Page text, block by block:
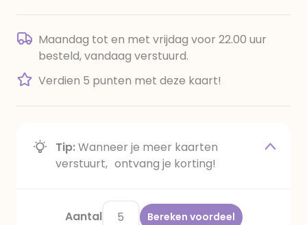
Maandag tot en met vrijdag voor 22.00 uur
besteld, vandaag verstuurd.
Verdien 5 punten met deze kaart!
Tip:Wanneer je meer kaarten
verstuurt, ontvang je korting!
Aantal Bereken voordeel